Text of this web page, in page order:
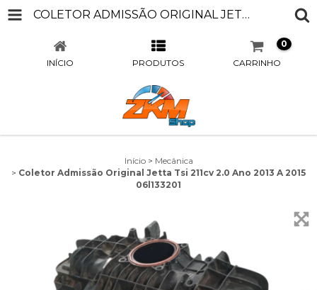
COLETOR ADMISSÃO ORIGINAL JETTA TSI 211CV 2.0 ANO 2013 A 2015 06L133201
INÍCIO PRODUTOS CARRINHO
0
Início > Mecânica
> Coletor Admissão Original Jetta Tsi 211cv 2.0 Ano 2013 A 2015
06l133201